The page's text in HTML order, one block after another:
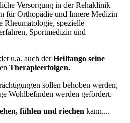
Versorgung in der Rehaklinik
für Orthopädie und Innere Medizin
spezielle
Sportmedizin und
u.a. auch derHeilfango seine
Therapieerfolgen.
sollen behoben werden,
Wohlbefinden werden gefördert.
fühlen und riechen kann....